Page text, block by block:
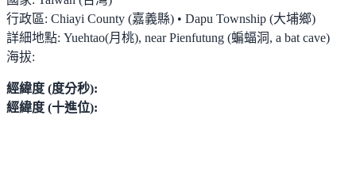
行政區: Chiayi County (嘉義縣) • Dapu Township (大埔鄉)
詳細地點: Yuehtao(月桃), near Pienfutung (蝙蝠洞, a bat cave)
海拔:
經緯度 (度分秒):
經緯度 (十進位):